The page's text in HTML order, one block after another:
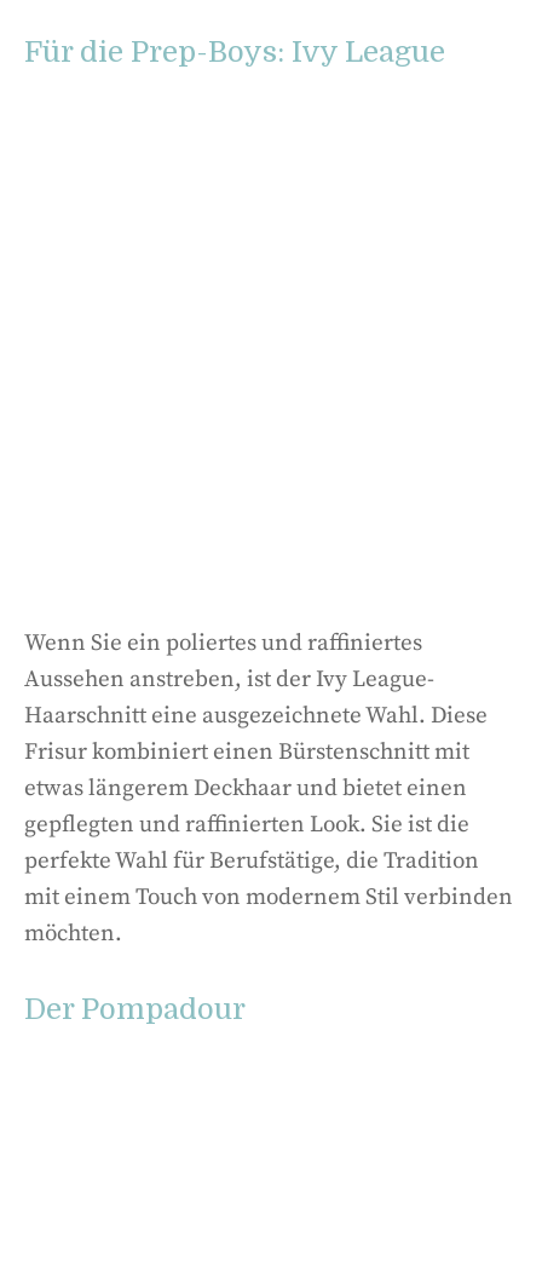
Für die Prep-Boys: Ivy League
Wenn Sie ein poliertes und raffiniertes
Aussehen anstreben, ist der Ivy League-
Haarschnitt eine ausgezeichnete Wahl. Diese
Frisur kombiniert einen Bürstenschnitt mit
etwas längerem Deckhaar und bietet einen
gepflegten und raffinierten Look. Sie ist die
perfekte Wahl für Berufstätige, die Tradition
mit einem Touch von modernem Stil verbinden
möchten.
Der Pompadour